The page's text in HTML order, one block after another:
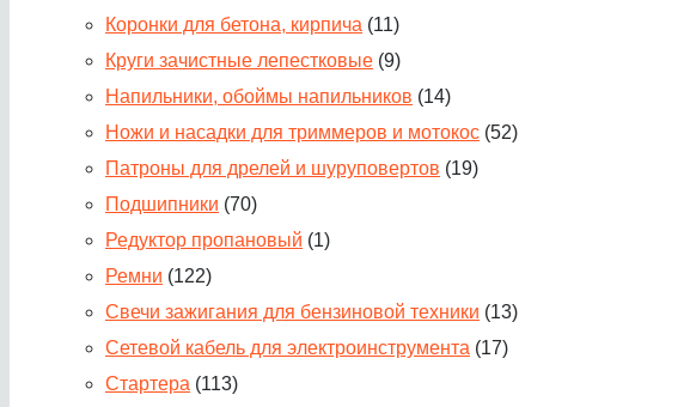
Коронки для бетона, кирпича (11)
Круги зачистные лепестковые (9)
Напильники, обоймы напильников (14)
Ножи и насадки для триммеров и мотокос (52)
Патроны для дрелей и шуруповертов (19)
Подшипники (70)
Редуктор пропановый (1)
Ремни (122)
Свечи зажигания для бензиновой техники (13)
Сетевой кабель для электроинструмента (17)
Стартера (113)